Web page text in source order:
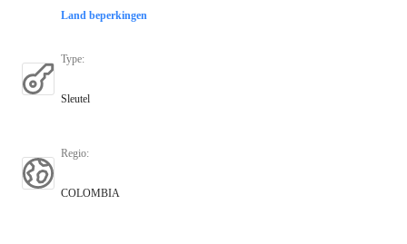
Land beperkingen
Type:
Sleutel
Regio:
COLOMBIA